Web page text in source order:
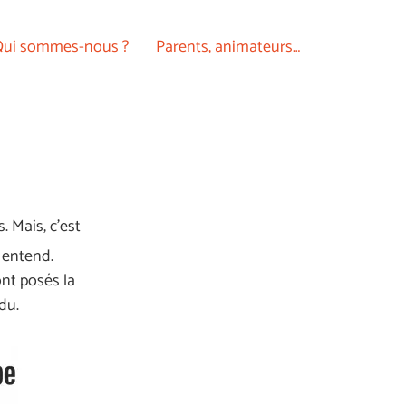
sommes-nous ? Parents, animateurs…
c’est
posés la